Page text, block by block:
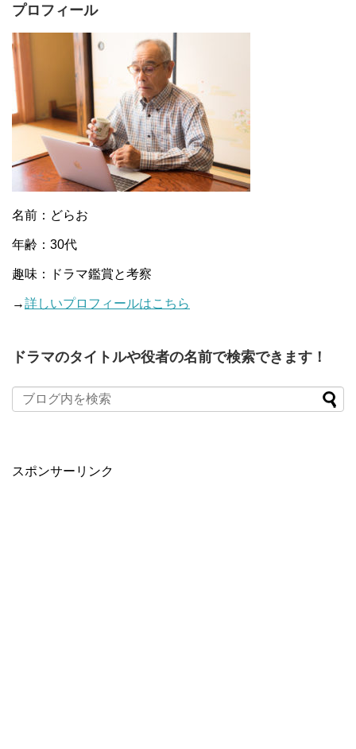
プロフィール
名前：どらお
年齢：30代
趣味：ドラマ鑑賞と考察
→詳しいプロフィールはこちら
ドラマのタイトルや役者の名前で検索できます！
スポンサーリンク